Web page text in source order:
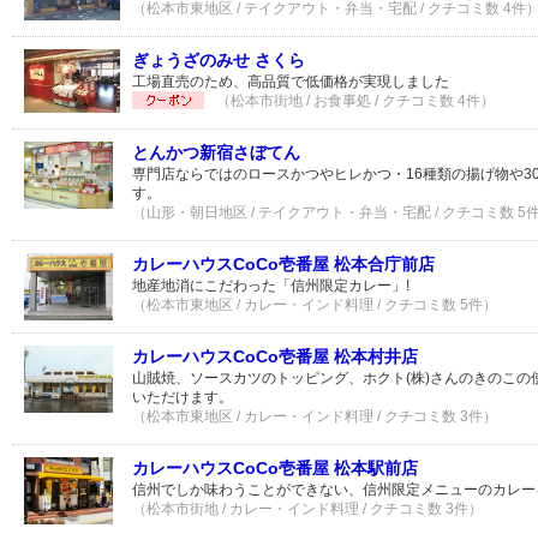
（松本市東地区 / テイクアウト・弁当・宅配 / クチコミ数 4件
ぎょうざのみせ さくら
工場直売のため、高品質で低価格が実現しました
（松本市街地 / お食事処 / クチコミ数 4件）
とんかつ新宿さぼてん
専門店ならではのロースかつやヒレかつ・16種類の揚げ物や
す。
（山形・朝日地区 / テイクアウト・弁当・宅配 / クチコミ数 5
カレーハウスCoCo壱番屋 松本合庁前店
地産地消にこだわった「信州限定カレー」!
（松本市東地区 / カレー・インド料理 / クチコミ数 5件）
カレーハウスCoCo壱番屋 松本村井店
山賊焼、ソースカツのトッピング、ホクト(株)さんのきのこ
いただけます。
（松本市東地区 / カレー・インド料理 / クチコミ数 3件）
カレーハウスCoCo壱番屋 松本駅前店
信州でしか味わうことができない、信州限定メニューのカレ
（松本市街地 / カレー・インド料理 / クチコミ数 3件）